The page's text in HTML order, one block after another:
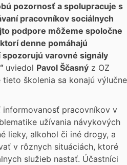
pozornosť a spolupracuje s
pracovníkov sociálnych
podpore môžeme spoločne
denne pomáhajú
varovné signály
uviedol Pavol Ščasný z OZ
tieto školenia sa konajú výlučne
pracovníkov v
užívania návykových
lieky, alkohol či iné drogy, a
v rôznych situáciách, ktoré
služieb nastať. Účastníci